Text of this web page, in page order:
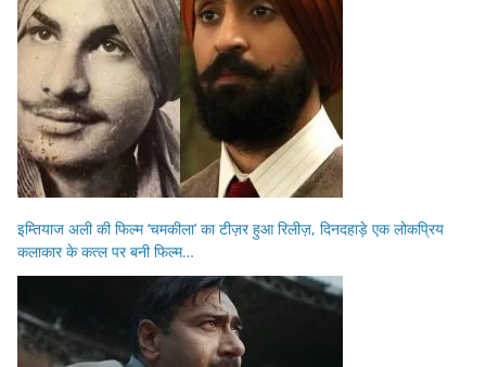
इम्तियाज अली की फिल्म ‘चमकीला’ का टीज़र हुआ रिलीज़, दिनदहाड़े एक लोकप्रिय
कलाकार के कत्ल पर बनी फिल्म…